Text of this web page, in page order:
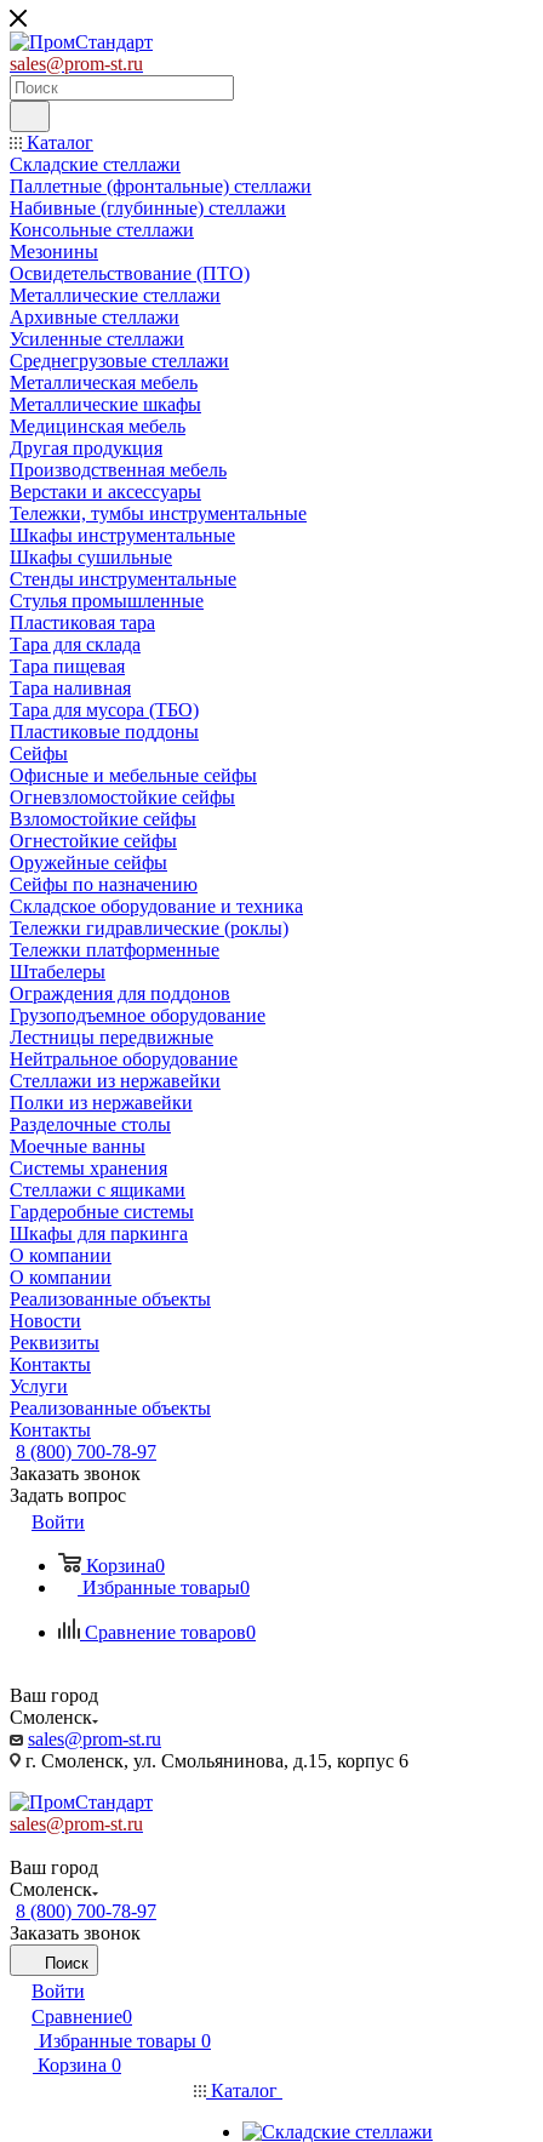
sales@prom-st.ru
Каталог
Складские стеллажи
Паллетные (фронтальные) стеллажи
Набивные (глубинные) стеллажи
Консольные стеллажи
Мезонины
Освидетельствование (ПТО)
Металлические стеллажи
Архивные стеллажи
Усиленные стеллажи
Среднегрузовые стеллажи
Металлическая мебель
Металлические шкафы
Медицинская мебель
Другая продукция
Производственная мебель
Верстаки и аксессуары
Тележки, тумбы инструментальные
Шкафы инструментальные
Шкафы сушильные
Стенды инструментальные
Cтулья промышленные
Пластиковая тара
Тара для склада
Тара пищевая
Тара наливная
Тара для мусора (ТБО)
Пластиковые поддоны
Сейфы
Офисные и мебельные сейфы
Огневзломостойкие сейфы
Взломостойкие сейфы
Огнестойкие сейфы
Оружейные сейфы
Сейфы по назначению
Складское оборудование и техника
Тележки гидравлические (роклы)
Тележки платформенные
Штабелеры
Ограждения для поддонов
Грузоподъемное оборудование
Лестницы передвижные
Нейтральное оборудование
Стеллажи из нержавейки
Полки из нержавейки
Разделочные столы
Моечные ванны
Системы хранения
Стеллажи с ящиками
Гардеробные системы
Шкафы для паркинга
О компании
О компании
Реализованные объекты
Новости
Реквизиты
Контакты
Услуги
Реализованные объекты
Контакты
8 (800) 700-78-97
Заказать звонок
Задать вопрос
Войти
Корзина0
Избранные товары0
Сравнение товаров0
Ваш город
Смоленск
sales@prom-st.ru
г. Смоленск, ул. Смольянинова, д.15, корпус 6
sales@prom-st.ru
Ваш город
Смоленск
8 (800) 700-78-97
Заказать звонок
Поиск
Войти
Сравнение0
Избранные товары 0
Корзина 0
Каталог